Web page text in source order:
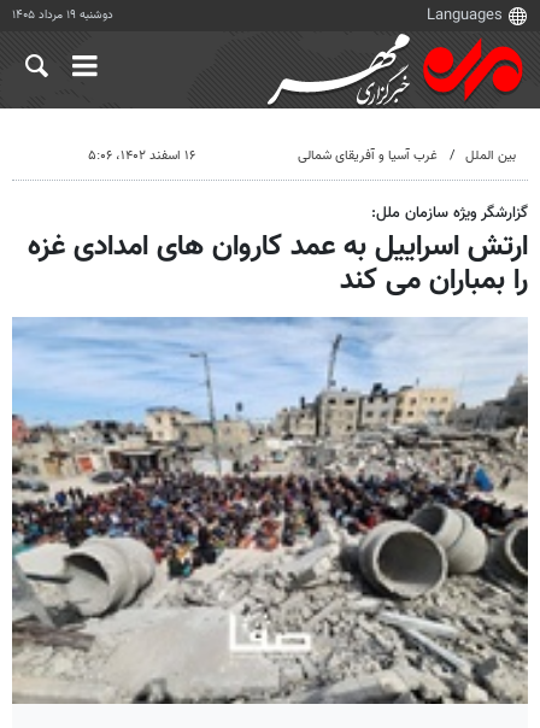
دوشنبه ۱۹ مرداد ۱۴۰۵
بین الملل غرب آسیا و آفریقای شمالی ۱۶ اسفند ۱۴۰۲، ۵:۰۶
گزارشگر ویژه سازمان ملل:
ارتش اسراییل به عمد کاروان های امدادی غزه
را بمباران می کند